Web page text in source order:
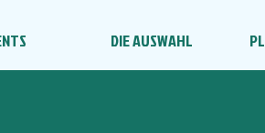
DIE AUSWAHL